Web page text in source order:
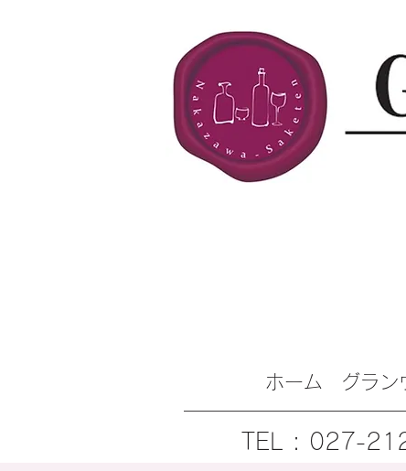
ホーム グラン
TEL : 027-